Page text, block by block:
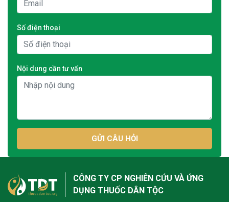
Số điện thoại
Nội dung cần tư vấn
GỬI CÂU HỎI
CÔNG TY CP NGHIÊN CỨU VÀ ỨNG
DỤNG THUỐC DÂN TỘC